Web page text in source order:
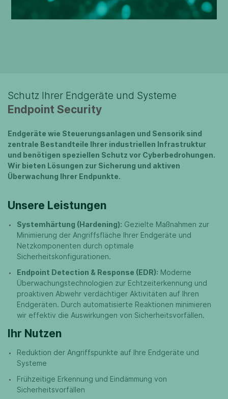
Schutz Ihrer Endgeräte und Systeme
Endpoint Security
Endgeräte wie Steuerungsanlagen und Sensorik sind
zentrale Bestandteile Ihrer industriellen Infrastruktur
und benötigen speziellen Schutz vor Cyberbedrohungen.
Wir bieten Lösungen zur Sicherung und aktiven
Überwachung Ihrer Endpunkte.
Unsere Leistungen
Systemhärtung (Hardening): Gezielte Maßnahmen zur
Minimierung der Angriffsfläche Ihrer Endgeräte und
Netzkomponenten durch optimale
Sicherheitskonfigurationen.
Endpoint Detection & Response (EDR): Moderne
Überwachungstechnologien zur Echtzeiterkennung und
proaktiven Abwehr verdächtiger Aktivitäten auf Ihren
Endgeräten. Durch automatisierte Reaktionen minimieren
wir effektiv die Auswirkungen von Sicherheitsvorfällen.
Ihr Nutzen
Reduktion der Angriffspunkte auf Ihre Endgeräte und
Systeme
Frühzeitige Erkennung und Eindämmung von
Sicherheitsvorfällen